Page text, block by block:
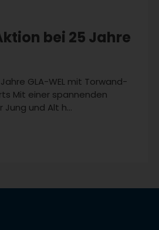
bei 25 Jahre
GLA-WEL mit Torwand-
Mit einer spannenden
Jung und Alt h…